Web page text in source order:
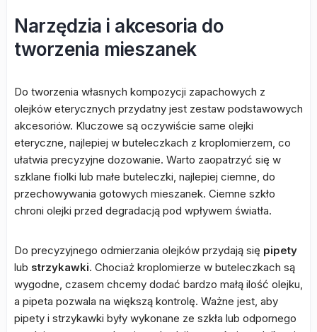
Narzędzia i akcesoria do
tworzenia mieszanek
Do tworzenia własnych kompozycji zapachowych z
olejków eterycznych przydatny jest zestaw podstawowych
akcesoriów. Kluczowe są oczywiście same olejki
eteryczne, najlepiej w buteleczkach z kroplomierzem, co
ułatwia precyzyjne dozowanie. Warto zaopatrzyć się w
szklane fiolki lub małe buteleczki, najlepiej ciemne, do
przechowywania gotowych mieszanek. Ciemne szkło
chroni olejki przed degradacją pod wpływem światła.
Do precyzyjnego odmierzania olejków przydają się pipety
lub strzykawki. Chociaż kroplomierze w buteleczkach są
wygodne, czasem chcemy dodać bardzo małą ilość olejku,
a pipeta pozwala na większą kontrolę. Ważne jest, aby
pipety i strzykawki były wykonane ze szkła lub odpornego